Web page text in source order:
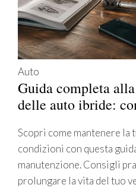
Auto
Guida completa
delle auto ibride:
Scopri come mantenere
condizioni con questa
manutenzione. Consigli
prolungare la vita del tuo